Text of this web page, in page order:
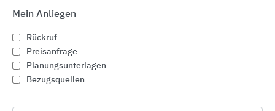
Heiztechnologie. Eine ganzheitliche, persönliche
über 50 Niederlassungen sind dabei eine wichtige
Basis für maßgeschneiderte, zukunftsfähige
Mein Anliegen
Rückruf
Preisanfrage
Planungsunterlagen
Bezugsquellen